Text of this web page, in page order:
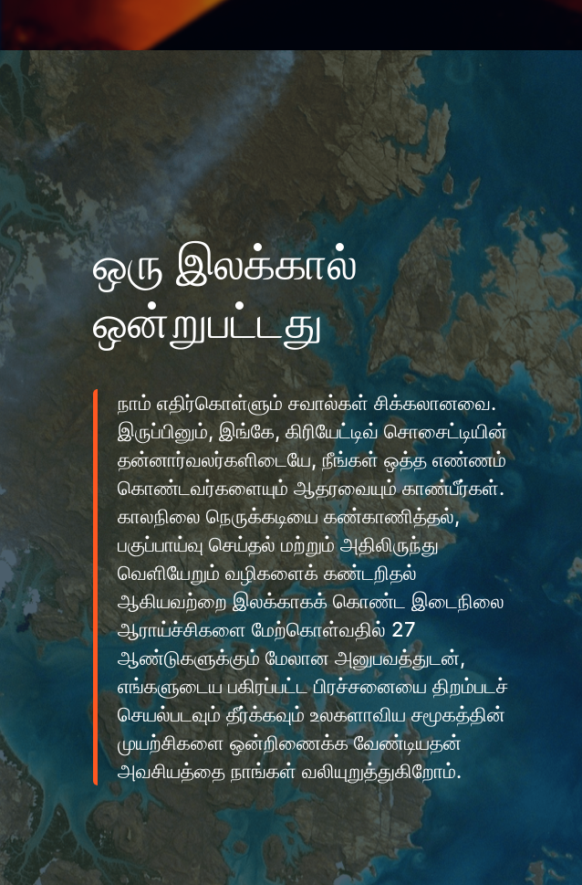
ஒரு இலக்கால்
ஒன்றுபட்டது
நாம் எதிர்கொள்ளும் சவால்கள் சிக்கலானவை.
இருப்பினும், இங்கே, கிரியேட்டிவ் சொசைட்டியின்
தன்னார்வலர்களிடையே, நீங்கள் ஒத்த எண்ணம்
கொண்டவர்களையும் ஆதரவையும் காண்பீர்கள்.
காலநிலை நெருக்கடியை கண்காணித்தல்,
பகுப்பாய்வு செய்தல் மற்றும் அதிலிருந்து
வெளியேறும் வழிகளைக் கண்டறிதல்
ஆகியவற்றை இலக்காகக் கொண்ட இடைநிலை
ஆராய்ச்சிகளை மேற்கொள்வதில் 27
ஆண்டுகளுக்கும் மேலான அனுபவத்துடன்,
எங்களுடைய பகிரப்பட்ட பிரச்சனையை திறம்படச்
செயல்படவும் தீர்க்கவும் உலகளாவிய சமூகத்தின்
முயற்சிகளை ஒன்றிணைக்க வேண்டியதன்
அவசியத்தை நாங்கள் வலியுறுத்துகிறோம்.